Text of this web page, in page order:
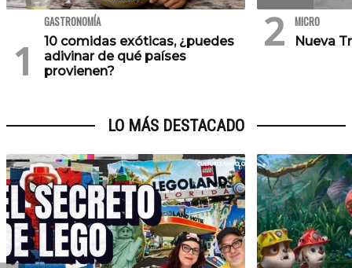
GASTRONOMÍA
10 comidas exóticas, ¿puedes
adivinar de qué países
provienen?
MICRO
Nueva
LO MÁS DESTACADO